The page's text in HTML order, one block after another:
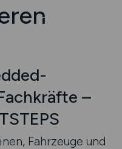
–
Fahrzeuge und